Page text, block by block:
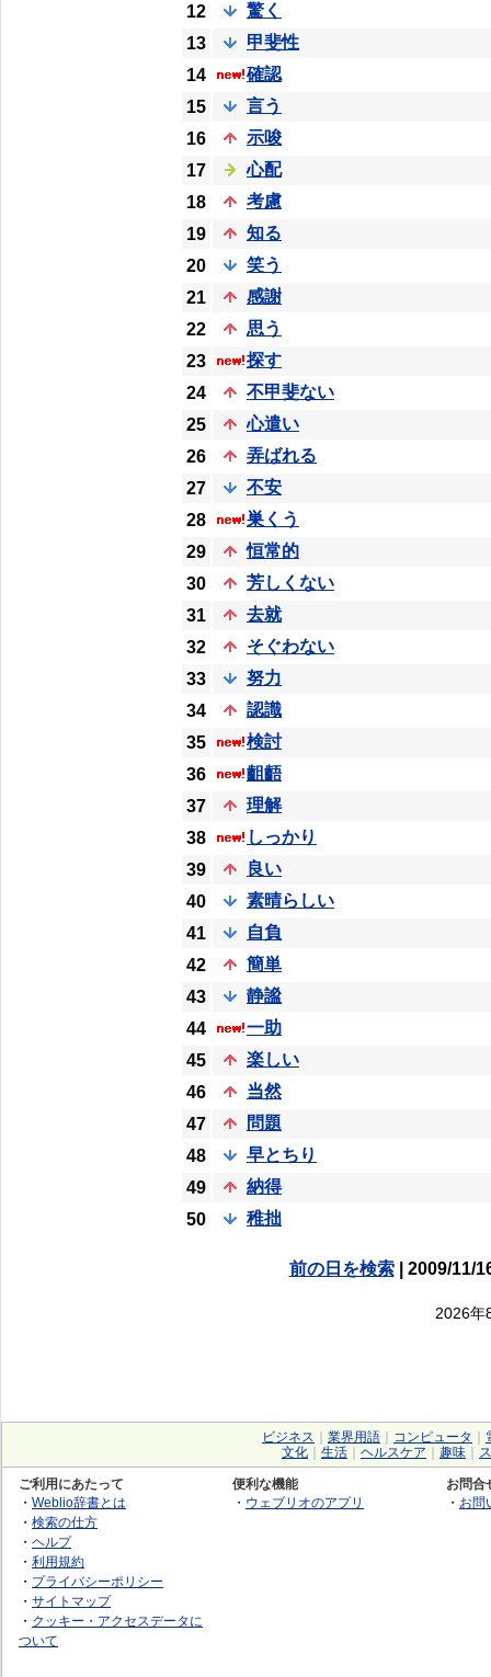
12
驚く
13
甲斐性
14
確認
15
言う
16
示唆
17
心配
18
考慮
19
知る
20
笑う
21
感謝
22
思う
23
探す
24
不甲斐ない
25
心遣い
26
弄ばれる
27
不安
28
巣くう
29
恒常的
30
芳しくない
31
去就
32
そぐわない
33
努力
34
認識
35
検討
36
齟齬
37
理解
38
しっかり
39
良い
40
素晴らしい
41
自負
42
簡単
43
静謐
44
一助
45
楽しい
46
当然
47
問題
48
早とちり
49
納得
50
稚拙
前の日を検索| 2009/11/
2026年
ビジネス 業界用語 コンピュータ
文化
生活 ヘルスケア 趣味
ご利用にあたって
・ Weblio辞書とは
・ 検索の仕方
・ ヘルプ
・ 利用規約
・ プライバシーポリシー
・ サイトマップ
・ クッキー・アクセスデータに
ついて
便利な機能
・ ウェブリオのアプリ
お問合
・ お問